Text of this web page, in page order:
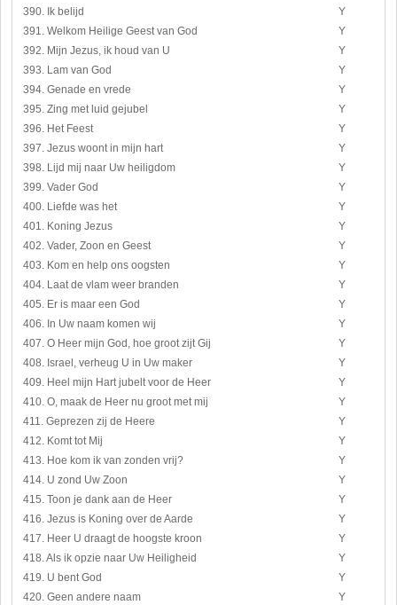
390. Ik belijd
Y
391. Welkom Heilige Geest van God
Y
392. Mijn Jezus, ik houd van U
Y
393. Lam van God
Y
394. Genade en vrede
Y
395. Zing met luid gejubel
Y
396. Het Feest
Y
397. Jezus woont in mijn hart
Y
398. Lijd mij naar Uw heiligdom
Y
399. Vader God
Y
400. Liefde was het
Y
401. Koning Jezus
Y
402. Vader, Zoon en Geest
Y
403. Kom en help ons oogsten
Y
404. Laat de vlam weer branden
Y
405. Er is maar een God
Y
406. In Uw naam komen wij
Y
407. O Heer mijn God, hoe groot zijt Gij
Y
408. Israel, verheug U in Uw maker
Y
409. Heel mijn Hart jubelt voor de Heer
Y
410. O, maak de Heer nu groot met mij
Y
411. Geprezen zij de Heere
Y
412. Komt tot Mij
Y
413. Hoe kom ik van zonden vrij?
Y
414. U zond Uw Zoon
Y
415. Toon je dank aan de Heer
Y
416. Jezus is Koning over de Aarde
Y
417. Heer U draagt de hoogste kroon
Y
418. Als ik opzie naar Uw Heiligheid
Y
419. U bent God
Y
420. Geen andere naam
Y